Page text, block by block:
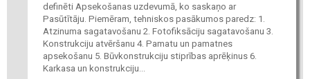
definēti Apsekošanas uzdevumā, ko saskaņo ar
Pasūtītāju. Piemēram, tehniskos pasākumos paredz: 1.
Atzinuma sagatavošanu 2. Fotofiksāciju sagatavošanu 3.
Konstrukciju atvēršanu 4. Pamatu un pamatnes
apsekošanu 5. Būvkonstrukciju stiprības aprēķinus 6.
Karkasa un konstrukciju...